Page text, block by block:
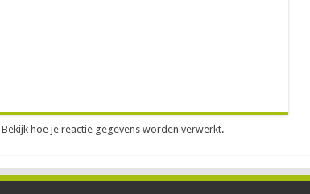
Bekijk hoe je reactie gegevens worden verwerkt.